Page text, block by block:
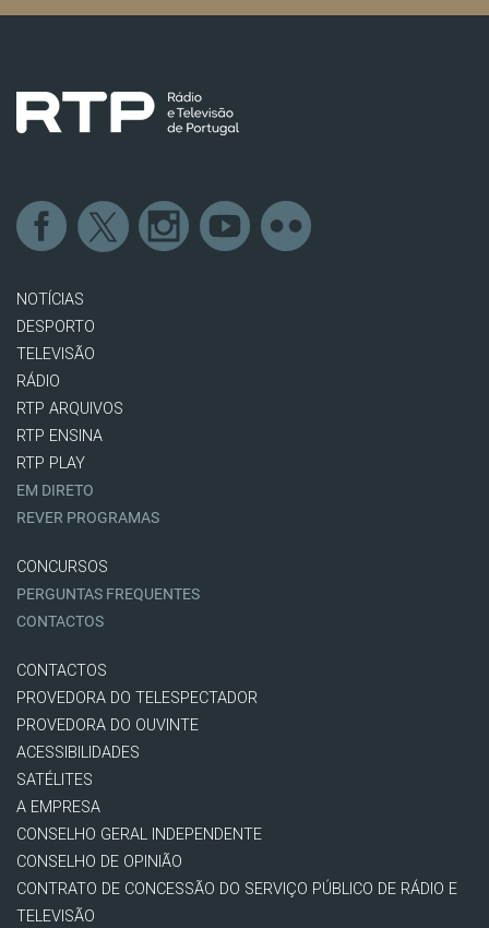
NOTÍCIAS
DESPORTO
TELEVISÃO
RÁDIO
RTP ARQUIVOS
RTP ENSINA
RTP PLAY
EM DIRETO
REVER PROGRAMAS
CONCURSOS
PERGUNTAS FREQUENTES
CONTACTOS
CONTACTOS
PROVEDORA DO TELESPECTADOR
PROVEDORA DO OUVINTE
ACESSIBILIDADES
SATÉLITES
A EMPRESA
CONSELHO GERAL INDEPENDENTE
CONSELHO DE OPINIÃO
CONTRATO DE CONCESSÃO DO SERVIÇO PÚBLICO DE RÁDIO E
TELEVISÃO